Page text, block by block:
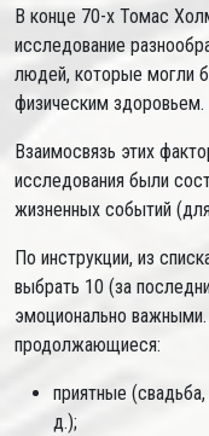
В конце 70-х Томас
исследование
людей, которые могли
физическим здоровьем.
Взаимосвязь этих
исследования были
жизненных событий
По инструкции, из
выбрать 10 (за
эмоционально
продолжающиеся:
приятные
д.);